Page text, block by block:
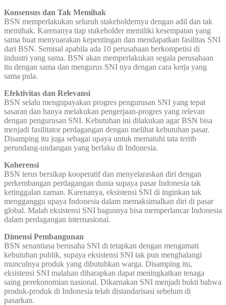
Konsensus dan Tak Memihak
BSN memperlakukan seluruh stakeholdernya dengan adil dan tak
memihak. Karenanya tiap stakeholder memiliki kesempatan yang
sama buat menyuarakan kepentingan dan mendapatkan fasilitas SNI
dari BSN. Semisal apabila ada 10 perusahaan berkompetisi di
industri yang sama. BSN akan memperlakukan segala perusahaan
itu dengan sama dan mengurus SNI nya dengan cara kerja yang
sama pula.
Efektivitas dan Relevansi
BSN selalu mengupayakan progres pengurusan SNI yang tepat
sasaran dan hanya melakukan pengerjaan-progres yang relevan
dengan pengurusan SNI. Kebutuhan ini dilakukan agar BSN bisa
menjadi fasilitator perdagangan dengan melihat kebutuhan pasar.
Disamping itu juga sebagai upaya untuk mematuhi tata tertib
perundang-undangan yang berlaku di Indonesia.
Koherensi
BSN terus bersikap kooperatif dan menyelaraskan diri dengan
perkembangan perdagangan dunia supaya pasar Indonesia tak
ketinggalan zaman. Karenanya, eksistensi SNI di inginkan tak
mengganggu upaya Indonesia dalam memaksimalkan diri di pasar
global. Malah eksistensi SNI bagusnya bisa memperlancar Indonesia
dalam perdagangan internasional.
Dimensi Pembangunan
BSN senantiasa berusaha SNI di tetapkan dengan mengamati
kebutuhan publik, supaya eksistensi SNI tak pun menghalangi
munculnya produk yang dibutuhkan warga. Disamping itu,
eksistensi SNI malahan diharapkan dapat meningkatkan tenaga
saing perekonomian nasional. Dikarnakan SNI menjadi bukti bahwa
produk-produk di Indonesia telah distandarisasi sebelum di
pasarkan.